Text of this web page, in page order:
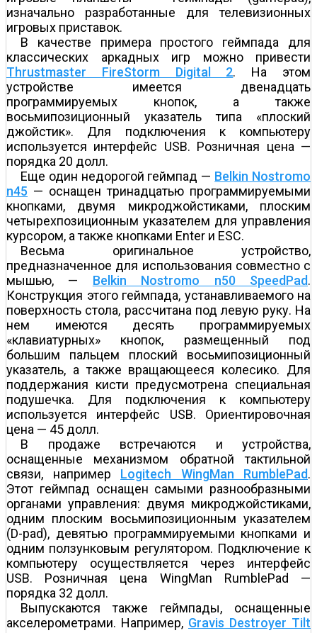
изначально разработанные для телевизионных
игровых приставок.
В качестве примера простого геймпада для
классических аркадных игр можно привести
Thrustmaster FireStorm Digital 2. На этом
устройстве имеется двенадцать
программируемых кнопок, а также
восьмипозиционный указатель типа «плоский
джойстик». Для подключения к компьютеру
используется интерфейс USB. Розничная цена —
порядка 20 долл.
Еще один недорогой геймпад — Belkin Nostromo
n45 — оснащен тринадцатью программируемыми
кнопками, двумя микроджойстиками, плоским
четырехпозиционным указателем для управления
курсором, а также кнопками Enter и ESC.
Весьма оригинальное устройство,
предназначенное для использования совместно с
мышью, — Belkin Nostromo n50 SpeedPad.
Конструкция этого геймпада, устанавливаемого на
поверхность стола, рассчитана под левую руку. На
нем имеются десять программируемых
«клавиатурных» кнопок, размещенный под
большим пальцем плоский восьмипозиционный
указатель, а также вращающееся колесико. Для
поддержания кисти предусмотрена специальная
подушечка. Для подключения к компьютеру
используется интерфейс USB. Ориентировочная
цена — 45 долл.
В продаже встречаются и устройства,
оснащенные механизмом обратной тактильной
связи, например Logitech WingMan RumblePad.
Этот геймпад оснащен самыми разнообразными
органами управления: двумя микроджойстиками,
одним плоским восьмипозиционным указателем
(D-pad), девятью программируемыми кнопками и
одним ползунковым регулятором. Подключение к
компьютеру осуществляется через интерфейс
USB. Розничная цена WingMan RumblePad —
порядка 32 долл.
Выпускаются также геймпады, оснащенные
акселерометрами. Например, Gravis Destroyer Tilt